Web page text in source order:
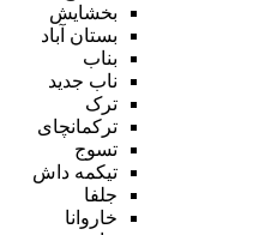
بخشایش
بستان آباد
بناب
ناب جدید
ترک
ترکمانچای
تسوج
تیکمه داش
جلفا
خاروانا